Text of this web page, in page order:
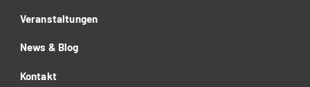
Veranstaltungen
News & Blog
Kontakt